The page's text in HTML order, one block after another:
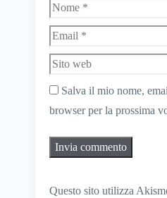
Nome
Salva il mio nome,
browser per la prossima
Questo sito utilizza